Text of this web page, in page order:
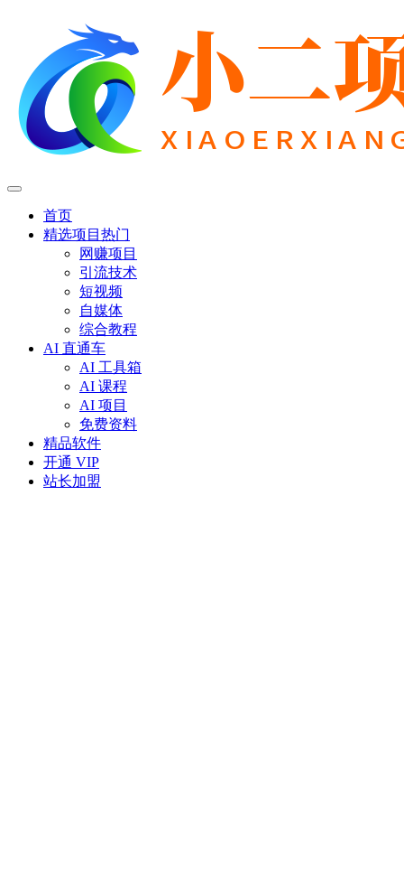
首页
精选项目 热门
网赚项目
引流技术
短视频
自媒体
综合教程
AI 直通车
AI 工具箱
AI 课程
AI 项目
免费资料
精品软件
开通 VIP
站长加盟